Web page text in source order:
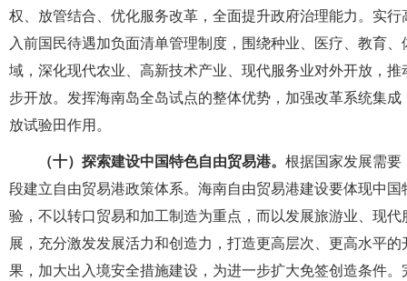
权、放管结合、优化服务改革，全面提升政府治理能力。实
入前国民待遇加负面清单管理制度，围绕种业、医疗、教育
域，深化现代农业、高新技术产业、现代服务业对外开放，
步开放。发挥海南岛全岛试点的整体优势，加强改革系统集
放试验田作用。
（十）探索建设中国特色自由贸易港。 根据国家发展需要
段建立自由贸易港政策体系。海南自由贸易港建设要体现中
验，不以转口贸易和加工制造为重点，而以发展旅游业、现
展，充分激发发展活力和创造力，打造更高层次、更高水平
果，加大出入境安全措施建设，为进一步扩大免签创造条件